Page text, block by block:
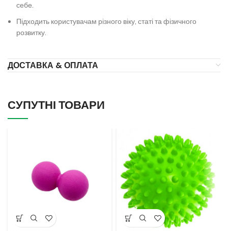
себе.
Підходить користувачам різного віку, статі та фізичного
розвитку.
ДОСТАВКА & ОПЛАТА
СУПУТНІ ТОВАРИ